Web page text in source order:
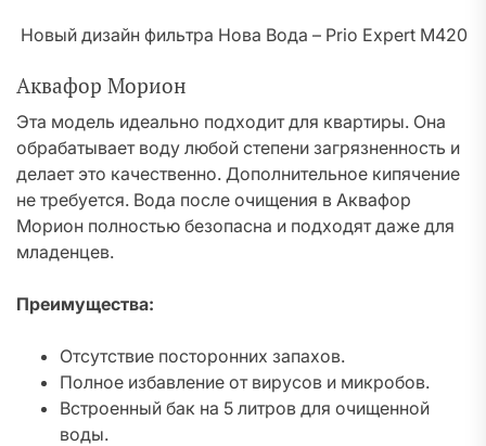
Новый дизайн фильтра Нова Вода – Prio Expert M420
Аквафор Морион
Эта модель идеально подходит для квартиры. Она
обрабатывает воду любой степени загрязненность и
делает это качественно. Дополнительное кипячение
не требуется. Вода после очищения в Аквафор
Морион полностью безопасна и подходят даже для
младенцев.
Преимущества:
Отсутствие посторонних запахов.
Полное избавление от вирусов и микробов.
Встроенный бак на 5 литров для очищенной
воды.